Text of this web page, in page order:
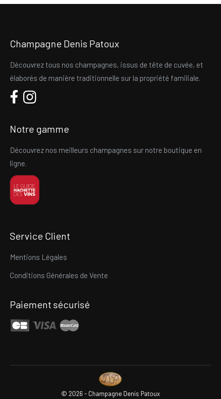
Champagne Denis Patoux
Découvrez tous nos champagnes, issus de tête de cuvée, et
élaborés de manière traditionnelle sur la propriété familiale.
Notre gamme
Découvrez nos meilleurs champagnes sur notre boutique en
ligne.
Service Client
Mentions Légales
Conditions Générales de Vente
Paiement sécurisé
© 2026 - Champagne Denis Patoux